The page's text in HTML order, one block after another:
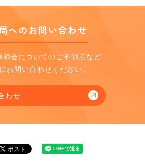
へのお問い合わせ
師会についてのご不明点など
お問い合わせください。
わせ